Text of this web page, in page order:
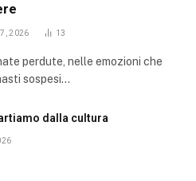
2026 13
perdute, nelle emozioni che
sospesi…
dalla cultura